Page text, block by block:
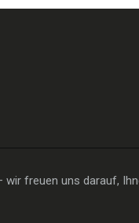
freuen uns darauf,